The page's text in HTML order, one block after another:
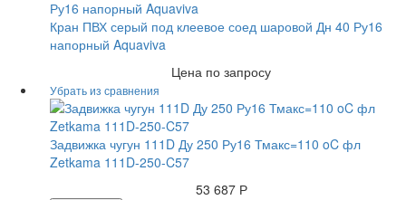
Кран ПВХ серый под клеевое соед шаровой Дн 40 Ру16
напорный Aquaviva
Цена по запросу
Задвижка чугун 111D Ду 250 Ру16 Тмакс=110 oC фл
Zetkama 111D-250-C57
53 687 Р